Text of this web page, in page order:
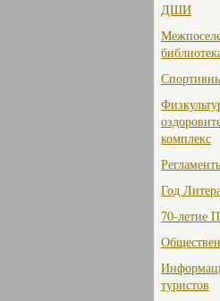
ДШИ
комплекс
Год
70-летие
туристов